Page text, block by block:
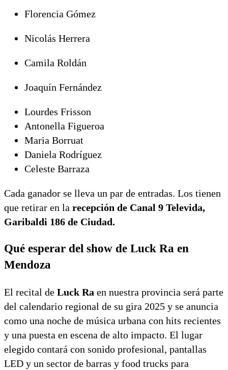
Florencia Gómez
Nicolás Herrera
Camila Roldán
Joaquín Fernández
Lourdes Frisson
Antonella Figueroa
Maria Borruat
Daniela Rodríguez
Celeste Barraza
Cada ganador se lleva un par de entradas. Los tienen
que retirar en la recepción de Canal 9 Televida,
Garibaldi 186 de Ciudad.
Qué esperar del show de Luck Ra en
Mendoza
El recital de Luck Ra en nuestra provincia será parte
del calendario regional de su gira 2025 y se anuncia
como una noche de música urbana con hits recientes
y una puesta en escena de alto impacto. El lugar
elegido contará con sonido profesional, pantallas
LED y un sector de barras y food trucks para